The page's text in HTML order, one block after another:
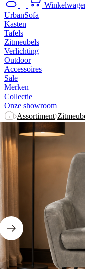
UrbanSofa
Kasten
Tafels
Zitmeubels
Verlichting
Outdoor
Accessoires
Sale
Merken
Collectie
Onze showroom
Assortiment